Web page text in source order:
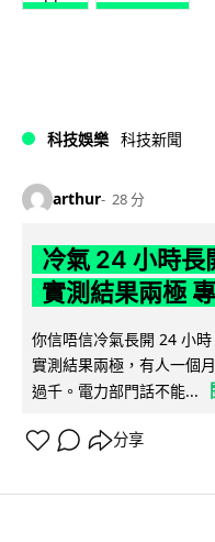
科技娛樂 科技新聞
arthur 28 分
冷氣 24 小時長
實測結果兩極
你信唔信冷氣長開 24 小
實測結果兩極，有人一個
過千。電力部門話不能...
分享